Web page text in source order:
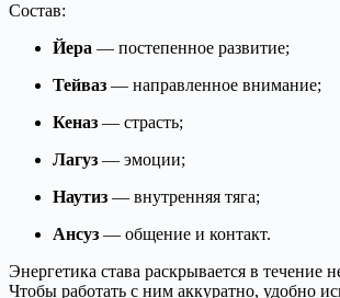
Состав:
Йера — постепенное развитие;
Тейваз — направленное внимание;
Кеназ — страсть;
Лагуз — эмоции;
Наутиз — внутренняя тяга;
Ансуз — общение и контакт.
Энергетика става раскрывается в течение
Чтобы работать с ним аккуратно, удобно